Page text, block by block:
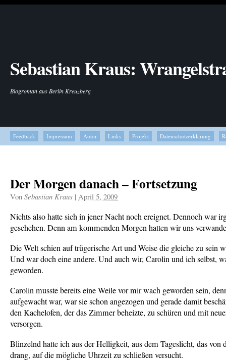
Sebastian Kraus:
Blogroman aus Berlin Kreuzberg
Feedback Impressum Autor Links Projekt Datenschutzerklärung
Der Morgen danach – Fortsetzung
Von Sebastian Kraus | April 5, 2009
Nichts also hatte sich in jener Nacht noch ereignet. Dennoch war
geschehen. Denn am kommenden Morgen hatten wir uns
Die Welt schien auf trügerische Art und Weise die gleiche zu sein
Und war doch eine andere. Und auch wir, Carolin und ich selbst,
geworden.
Carolin musste bereits eine Weile vor mir wach geworden sein,
aufgewacht war, war sie schon angezogen und gerade damit
den Kachelofen, der das Zimmer beheizte, zu schüren und mit
versorgen.
Blinzelnd hatte ich aus der Helligkeit, aus dem Tageslicht, das von
drang, auf die mögliche Uhrzeit zu schließen versucht.